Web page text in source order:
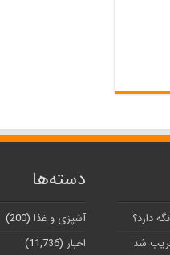
دارد؟
شد
دسته‌ها
آشپزی و غذا (200)
اخبار (11,736)